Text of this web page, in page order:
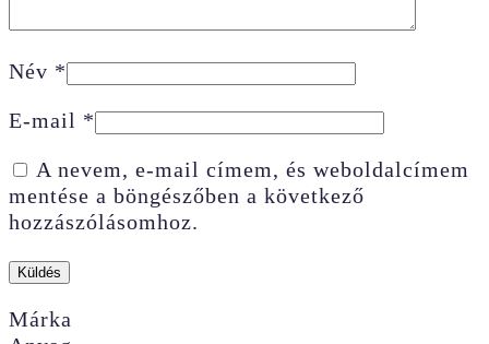
Név *
E-mail *
A nevem, e-mail címem, és weboldalcímem
mentése a böngészőben a következő
hozzászólásomhoz.
Márka